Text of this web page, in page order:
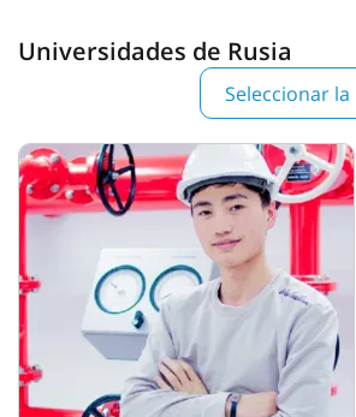
Universidad Técnica Nacional de
Investigación de Irkutsk